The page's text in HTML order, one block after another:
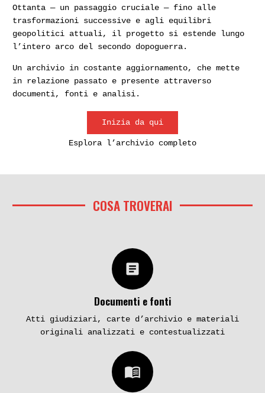
Ottanta — un passaggio cruciale — fino alle
trasformazioni successive e agli equilibri
geopolitici attuali, il progetto si estende lungo
l’intero arco del secondo dopoguerra.
Un archivio in costante aggiornamento, che mette
in relazione passato e presente attraverso
documenti, fonti e analisi.
Inizia da qui
Esplora l’archivio completo
COSA TROVERAI
article
Documenti e fonti
Atti giudiziari, carte d’archivio e materiali
originali analizzati e contestualizzati
menu_book